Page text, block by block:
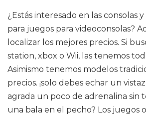
¿Estás interesado en las consolas
para juegos para videoconsolas?
localizar los mejores precios. Si
station, xbox o Wii, las tenemos
Asimismo tenemos modelos
precios. ¡solo debes echar un
agrada un poco de adrenalina sin
una bala en el pecho? Los juegos